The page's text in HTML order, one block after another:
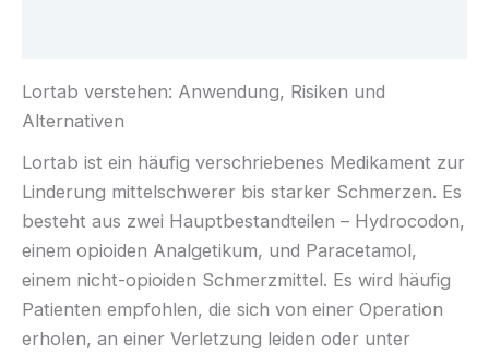
Lortab verstehen: Anwendung, Risiken und
Alternativen
Lortab ist ein häufig verschriebenes Medikament zur
Linderung mittelschwerer bis starker Schmerzen. Es
besteht aus zwei Hauptbestandteilen – Hydrocodon,
einem opioiden Analgetikum, und Paracetamol,
einem nicht-opioiden Schmerzmittel. Es wird häufig
Patienten empfohlen, die sich von einer Operation
erholen, an einer Verletzung leiden oder unter